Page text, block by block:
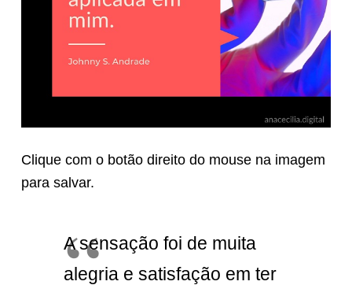
Clique com o botão direito do mouse na imagem
para salvar.
A sensação foi de muita
alegria e satisfação em ter